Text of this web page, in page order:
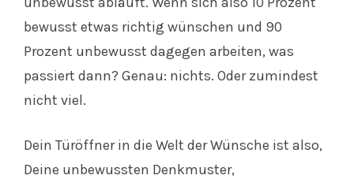
bewusst etwas richtig wünschen und 90
Prozent unbewusst dagegen arbeiten, was
passiert dann? Genau: nichts. Oder zumindest
nicht viel.
Dein Türöffner in die Welt der Wünsche ist also,
Deine unbewussten Denkmuster,